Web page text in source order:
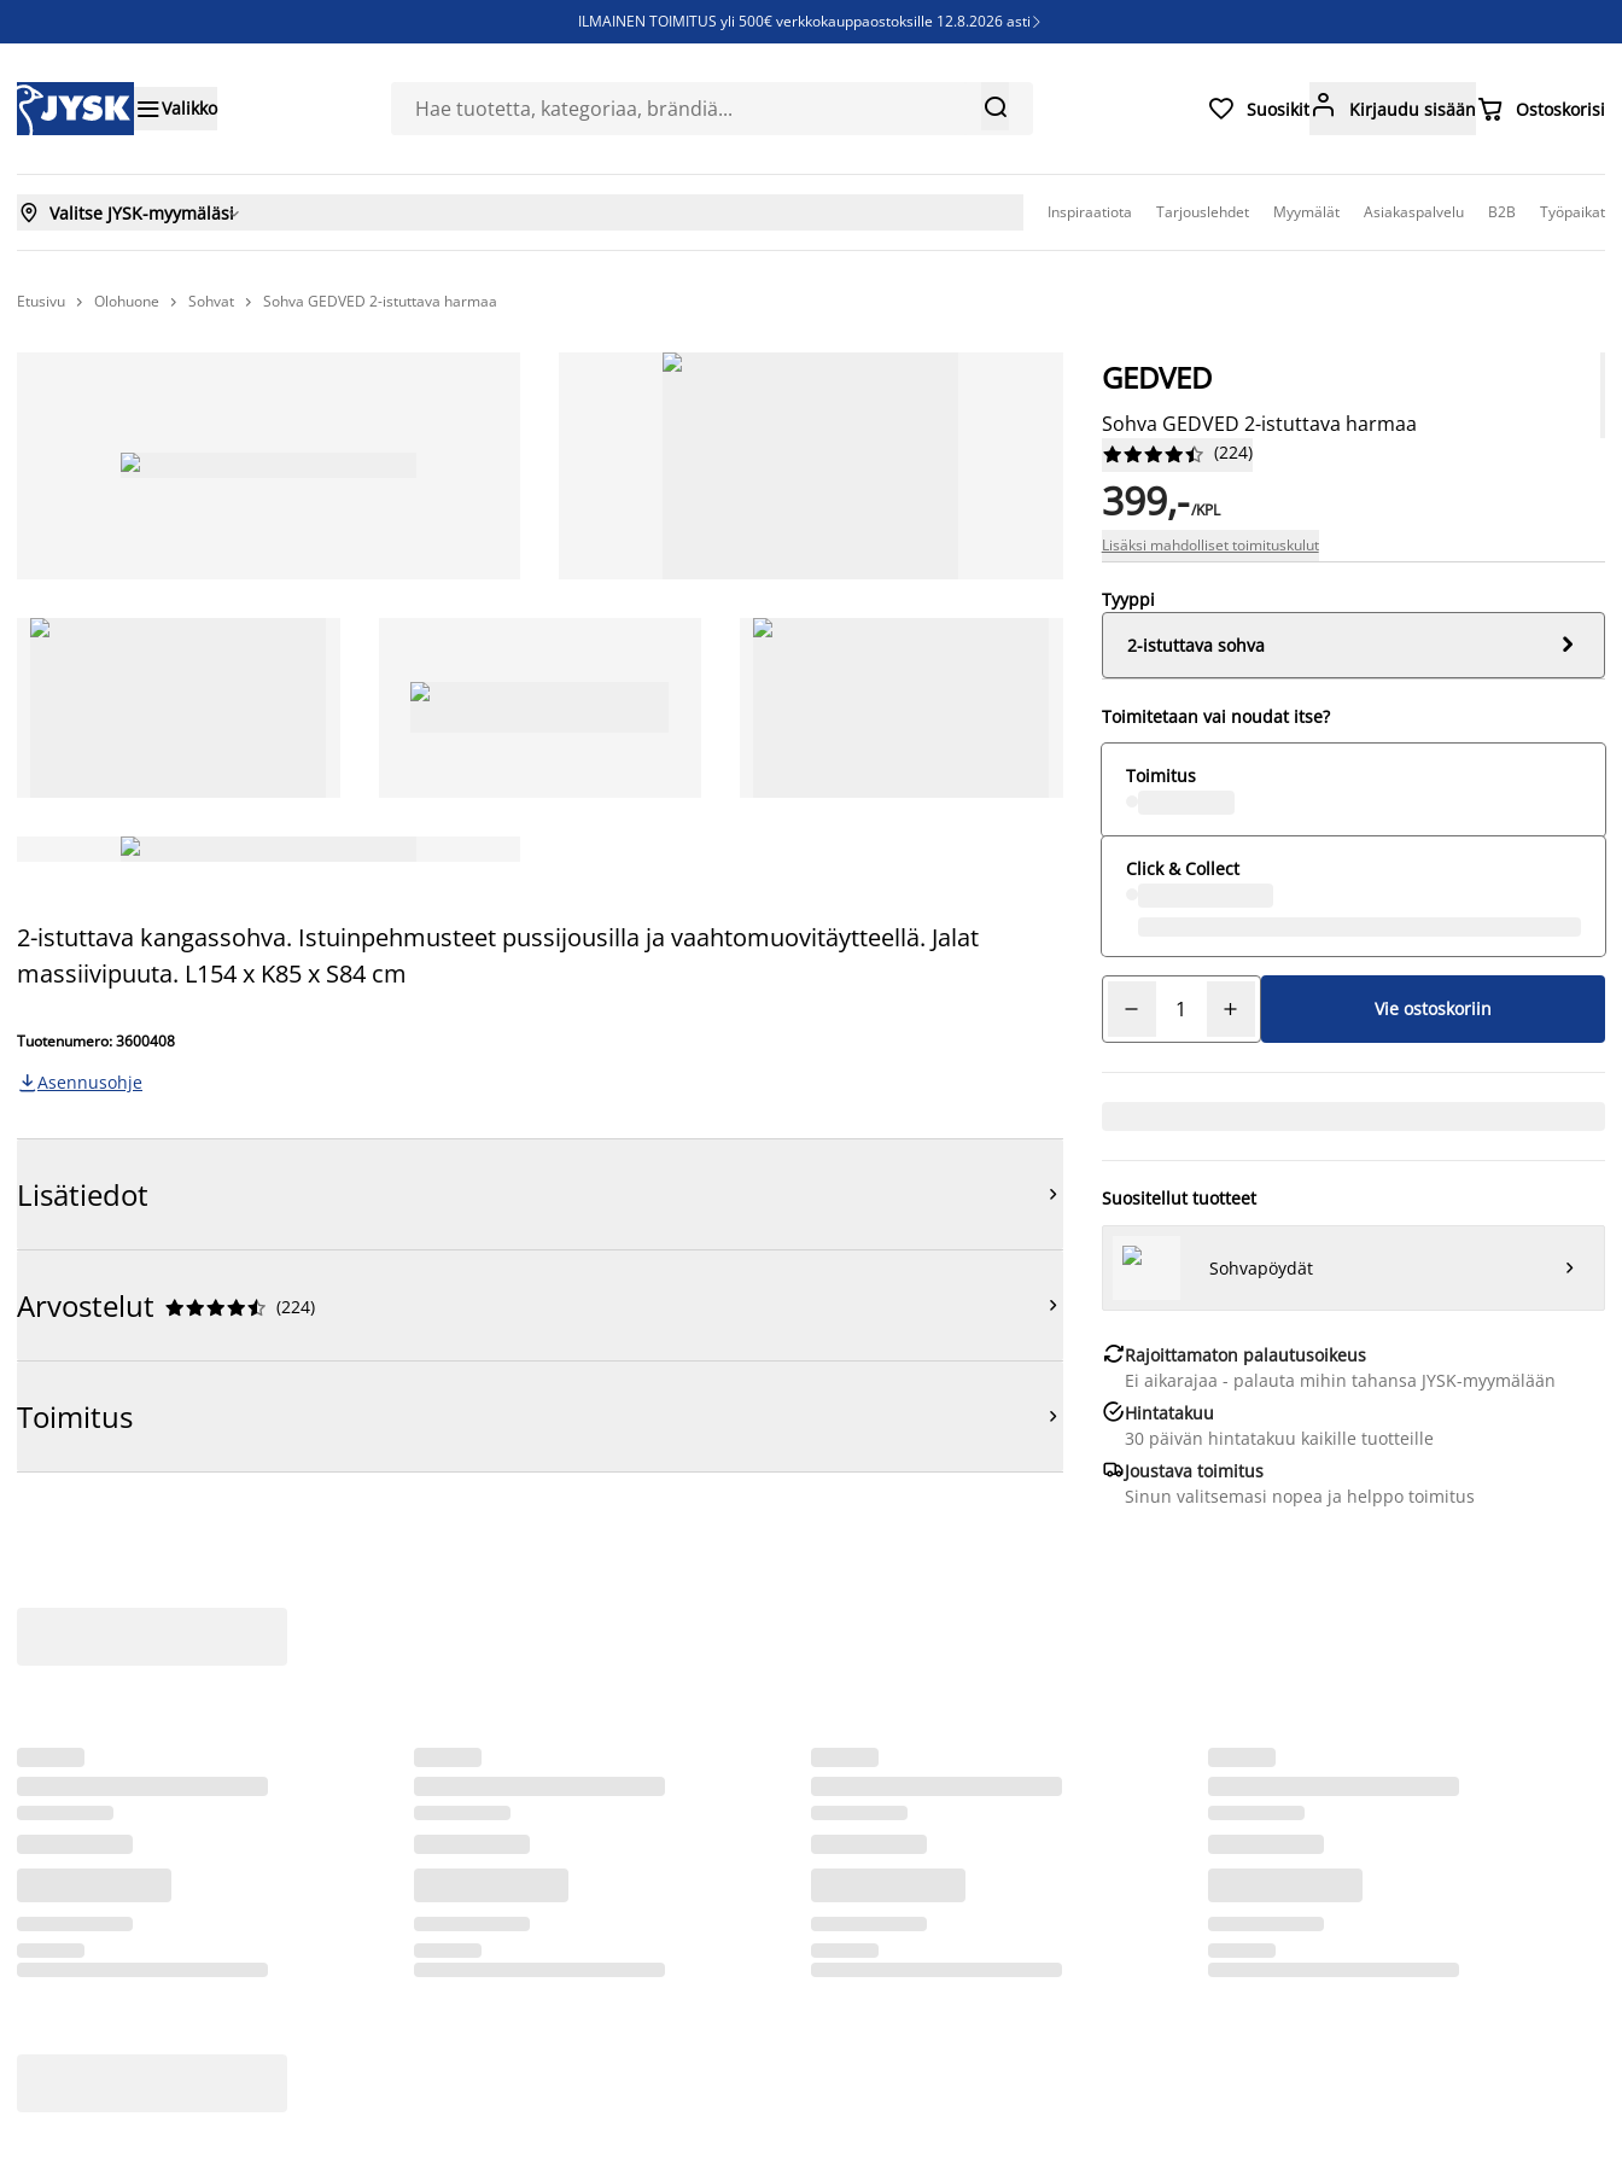
ILMAINEN TOIMITUS yli 500€ verkkokauppaostoksille 12.8.2026 asti 
Sijauspatjoja - Säästä jopa 60%
Valikko   Suosikit Kirjaudu sisään Ostoskorisi
 Valitse JYSK-myymäläsi Inspiraatiota Tarjouslehdet Myymälät Asiakaspalvelu B2B Työpaikat
Etusivu  Olohuone  Sohvat  Sohva GEDVED 2-istuttava harmaa
2-istuttava kangassohva. Istuinpehmusteet pussijousilla ja vaahtomuovitäytteellä. Jalat
massiivipuuta. L154 x K85 x S84 cm
Tuotenumero: 3600408
 Asennusohje
Lisätiedot 
Arvostelut 




 (224) 
Toimitus 
GEDVED
Sohva GEDVED 2-istuttava harmaa





 (224)
399,-/KPL
Lisäksi mahdolliset toimituskulut
Tyyppi
2-istuttava sohva

Toimitetaan vai noudat itse?
Toimitus
Click & Collect
Vie ostoskoriin
Suositellut tuotteet
Sohvapöydät 
Rajoittamaton palautusoikeus
Ei aikarajaa - palauta mihin tahansa JYSK-myymälään
Hintatakuu
30 päivän hintatakuu kaikille tuotteille
Joustava toimitus
Sinun valitsemasi nopea ja helppo toimitus